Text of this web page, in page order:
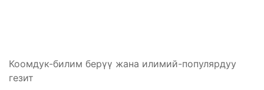
Коомдук-билим берүү жана илимий-популярдуу
гезит